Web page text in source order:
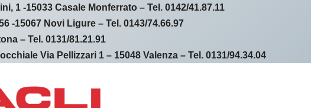
1 -15033 Casale Monferrato – Tel. 0142/41.87.11
-15067 Novi Ligure – Tel. 0143/74.66.97
– Tel. 0131/81.21.91
Via Pellizzari 1 – 15048 Valenza – Tel. 0131/94.34.04